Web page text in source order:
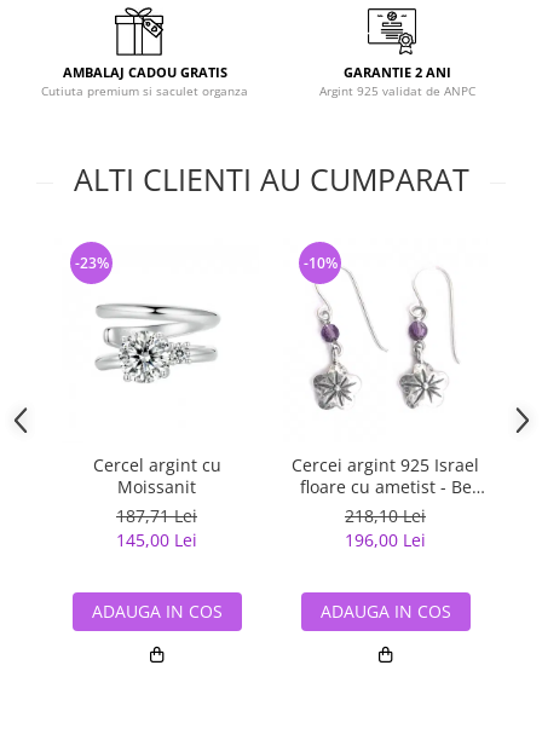
AMBALAJ CADOU GRATIS
Cutiuta premium si saculet organza
GARANTIE 2 ANI
Argint 925 validat de ANPC
ALTI CLIENTI AU CUMPARAT
Cercel argint cu
Moissanit
187,71 Lei
145,00 Lei
-23%
ADAUGA IN COS
Cercei argint 925 Israel
floare cu ametist - Be
Nature EPO0036
218,10 Lei
196,00 Lei
-10%
ADAUGA IN COS